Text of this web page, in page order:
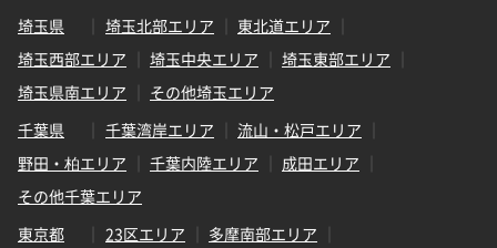
埼玉県
埼玉北部エリア
東北道エリア
埼玉西部エリア
埼玉中央エリア
埼玉東部エリア
埼玉県南エリア
その他埼玉エリア
千葉県
千葉湾岸エリア
流山・松戸エリア
野田・柏エリア
千葉内陸エリア
成田エリア
その他千葉エリア
東京都
23区エリア
多摩南部エリア